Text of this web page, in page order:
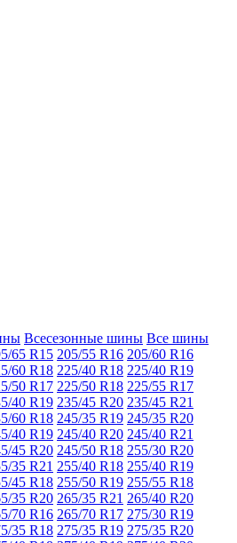
Всесезонные шины Все шины
65 R15 205/55 R16 205/60 R16
60 R18 225/40 R18 225/40 R19
50 R17 225/50 R18 225/55 R17
40 R19 235/45 R20 235/45 R21
60 R18 245/35 R19 245/35 R20
40 R19 245/40 R20 245/40 R21
45 R20 245/50 R18 255/30 R20
35 R21 255/40 R18 255/40 R19
45 R18 255/50 R19 255/55 R18
35 R20 265/35 R21 265/40 R20
70 R16 265/70 R17 275/30 R19
35 R18 275/35 R19 275/35 R20